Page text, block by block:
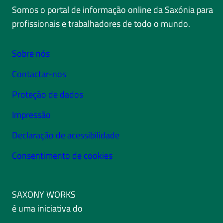
Somos o portal de informação online da Saxónia para
profissionais e trabalhadores de todo o mundo.
Sobre nós
Contactar-nos
Proteção de dados
Impressão
Declaração de acessibilidade
Consentimento de cookies
SAXONY WORKS
é uma iniciativa do